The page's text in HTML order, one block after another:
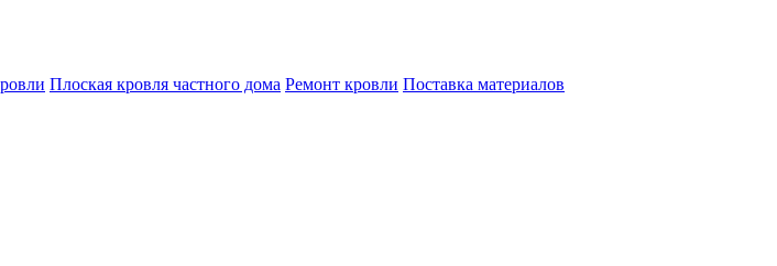
Плоская кровля частного дома Ремонт кровли Поставка материалов